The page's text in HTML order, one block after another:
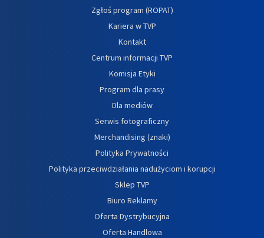
Zgłoś program (ROPAT)
Kariera w TVP
Kontakt
Centrum informacji TVP
Komisja Etyki
Program dla prasy
Dla mediów
Serwis fotograficzny
Merchandising (znaki)
Polityka Prywatności
Polityka przeciwdziałania nadużyciom i korupcji
Sklep TVP
Biuro Reklamy
Oferta Dystrybucyjna
Oferta Handlowa